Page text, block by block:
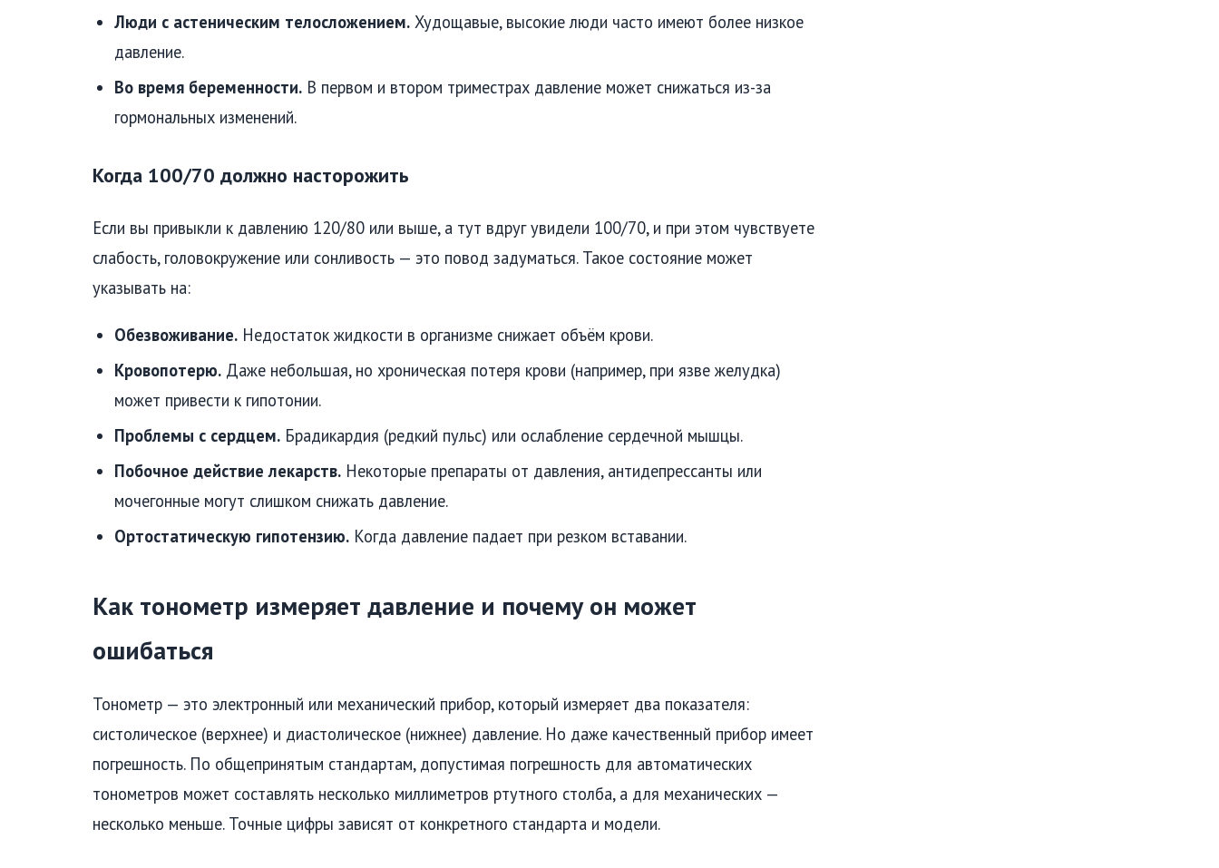
Люди с астеническим телосложением. Худощавые, высокие люди часто имеют более низкое
давление.
Во время беременности. В первом и втором триместрах давление может снижаться из-за
гормональных изменений.
Когда 100/70 должно насторожить
Если вы привыкли к давлению 120/80 или выше, а тут вдруг увидели 100/70, и при этом чувствуете
слабость, головокружение или сонливость — это повод задуматься. Такое состояние может
указывать на:
Обезвоживание. Недостаток жидкости в организме снижает объём крови.
Кровопотерю. Даже небольшая, но хроническая потеря крови (например, при язве желудка)
может привести к гипотонии.
Проблемы с сердцем. Брадикардия (редкий пульс) или ослабление сердечной мышцы.
Побочное действие лекарств. Некоторые препараты от давления, антидепрессанты или
мочегонные могут слишком снижать давление.
Ортостатическую гипотензию. Когда давление падает при резком вставании.
Как тонометр измеряет давление и почему он может
ошибаться
Тонометр — это электронный или механический прибор, который измеряет два показателя:
систолическое (верхнее) и диастолическое (нижнее) давление. Но даже качественный прибор имеет
погрешность. По общепринятым стандартам, допустимая погрешность для автоматических
тонометров может составлять несколько миллиметров ртутного столба, а для механических —
несколько меньше. Точные цифры зависят от конкретного стандарта и модели.